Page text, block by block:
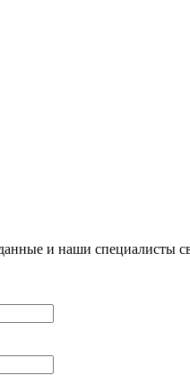
и наши специалисты